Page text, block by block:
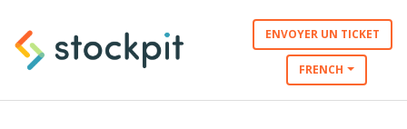
ENVOYER UN TICKET
FRENCH